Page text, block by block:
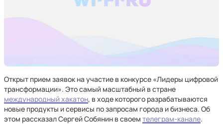
Открыт прием заявок на участие в конкурсе «Лидеры цифровой
трансформации». Это самый масштабный в стране
международный хакатон, в ходе которого разрабатываются
новые продукты и сервисы по запросам города и бизнеса. Об
этом рассказал Сергей Собянин в своем телеграм-канале.